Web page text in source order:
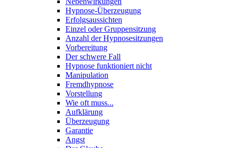
Hypnose-Überzeugung
Erfolgsaussichten
Einzel oder Gruppensitzung
Anzahl der Hypnosesitzungen
Vorbereitung
Der schwere Fall
Hypnose funktioniert nicht
Manipulation
Fremdhypnose
Vorstellung
Wie oft muss...
Aufklärung
Überzeugung
Garantie
Angst